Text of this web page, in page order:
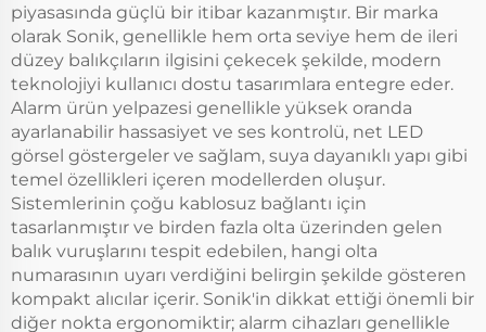
piyasasında güçlü bir itibar kazanmıştır. Bir marka
olarak Sonik, genellikle hem orta seviye hem de ileri
düzey balıkçıların ilgisini çekecek şekilde, modern
teknolojiyi kullanıcı dostu tasarımlara entegre eder.
Alarm ürün yelpazesi genellikle yüksek oranda
ayarlanabilir hassasiyet ve ses kontrolü, net LED
görsel göstergeler ve sağlam, suya dayanıklı yapı gibi
temel özellikleri içeren modellerden oluşur.
Sistemlerinin çoğu kablosuz bağlantı için
tasarlanmıştır ve birden fazla olta üzerinden gelen
balık vuruşlarını tespit edebilen, hangi olta
numarasının uyarı verdiğini belirgin şekilde gösteren
kompakt alıcılar içerir. Sonik'in dikkat ettiği önemli bir
diğer nokta ergonomiktir; alarm cihazları genellikle